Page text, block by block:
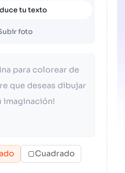
tu texto
foto
Cuadrado